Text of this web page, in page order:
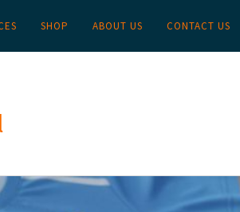
SHOP ABOUT US CONTACT US